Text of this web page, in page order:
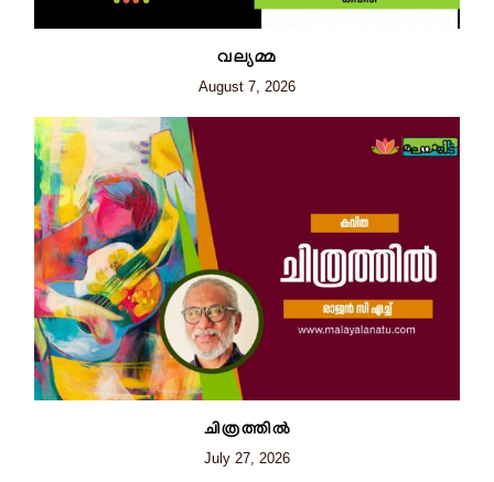
വല്യമ്മ
August 7, 2026
ചിത്രത്തില്‍
July 27, 2026